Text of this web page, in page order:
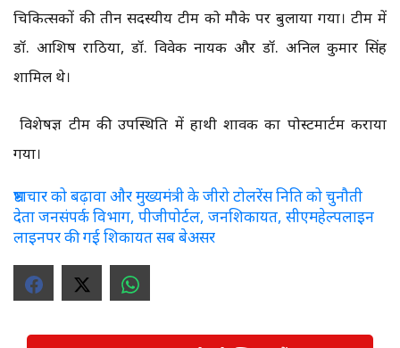
चिकित्सकों की तीन सदस्यीय टीम को मौके पर बुलाया गया। टीम में
डॉ. आशिष राठिया, डॉ. विवेक नायक और डॉ. अनिल कुमार सिंह
शामिल थे।
विशेषज्ञ टीम की उपस्थिति में हाथी शावक का पोस्टमार्टम कराया
गया।
भ्रष्टाचार को बढ़ावा और मुख्यमंत्री के जीरो टोलरेंस निति को चुनौती
देता जनसंपर्क विभाग, पीजीपोर्टल, जनशिकायत, सीएमहेल्पलाइन
लाइनपर की गई शिकायत सब बेअसर